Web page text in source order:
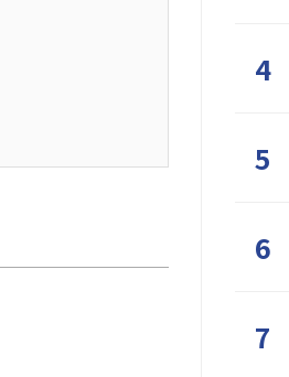
4
5
6
7